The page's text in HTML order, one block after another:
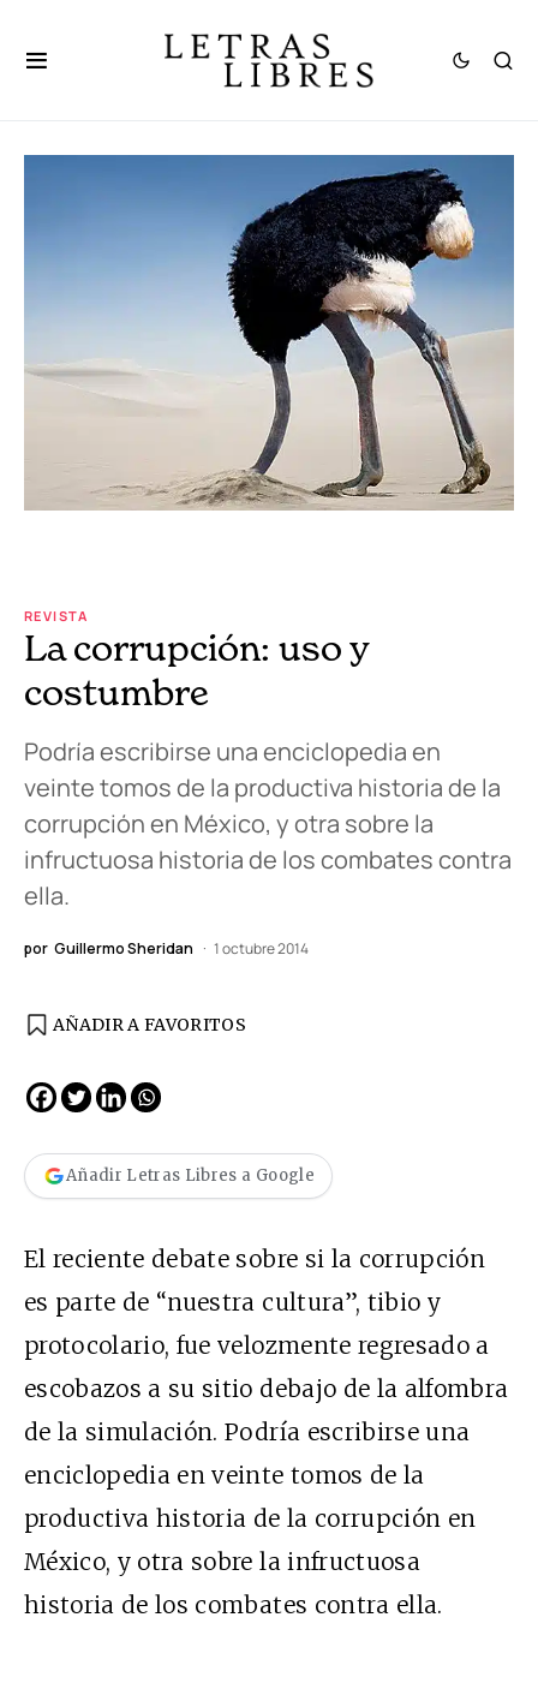
REVISTA
La corrupción: uso y
costumbre
Podría escribirse una enciclopedia en
veinte tomos de la productiva historia de la
corrupción en México, y otra sobre la
infructuosa historia de los combates contra
ella.
por Guillermo Sheridan 1 octubre 2014
AÑADIR A FAVORITOS
Añadir Letras Libres a Google
El reciente debate sobre si la corrupción
es parte de “nuestra cultura”, tibio y
protocolario, fue velozmente regresado a
escobazos a su sitio debajo de la alfombra
de la simulación. Podría escribirse una
enciclopedia en veinte tomos de la
productiva historia de la corrupción en
México, y otra sobre la infructuosa
historia de los combates contra ella.